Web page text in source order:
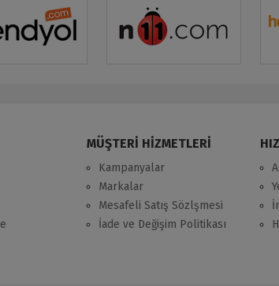
MÜŞTERİ HİZMETLERİ
Kampanyalar
Markalar
Mesafeli Satış Sözlşmesi
İade ve Değişim Politikası